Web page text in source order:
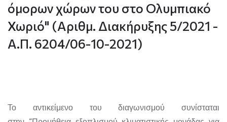
όμορων χώρων του στο Ολυμπιακό
Χωριό" (Αριθμ. Διακήρυξης 5/2021 -
Α.Π. 6204/06-10-2021)
Το αντικείμενο του διαγωνισμού συνίσταται